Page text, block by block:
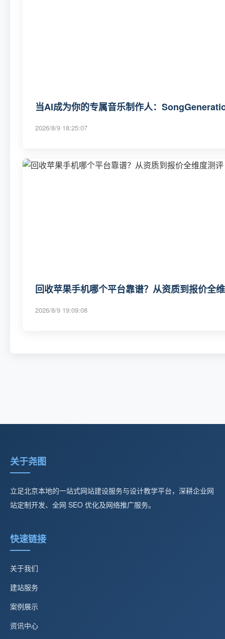
当AI成为你的专属音乐制作人：
2026/8/9 18:25:07
回收苹果手机哪个平台靠谱？从资质到报价全
2026/8/9 19:09:08
关于尧图
立足北京本地的一站式网站建设服务与设计教学平台，深耕企业网
站定制开发、全网 SEO 优化及网络推广服务。
快速链接
关于我们
建站服务
案例展示
资讯中心